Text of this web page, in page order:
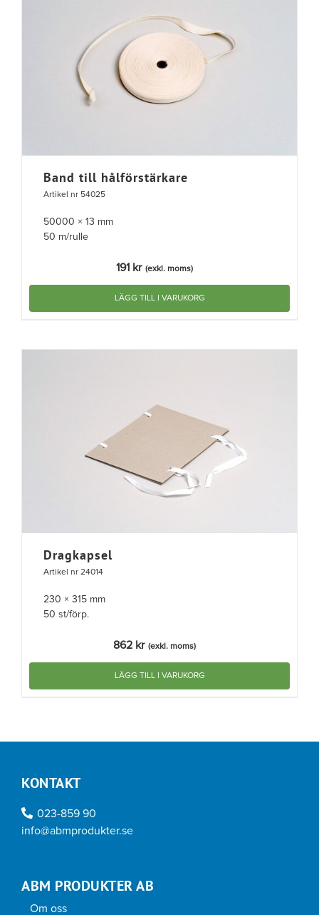
Band till hålförstärkare
Artikel nr 54025
50000 × 13 mm
50 m/rulle
191 kr (exkl. moms)
LÄGG TILL I VARUKORG
Dragkapsel
Artikel nr 24014
230 × 315 mm
50 st/förp.
862 kr (exkl. moms)
LÄGG TILL I VARUKORG
KONTAKT
023-859 90
info@abmprodukter.se
ABM PRODUKTER AB
Om oss